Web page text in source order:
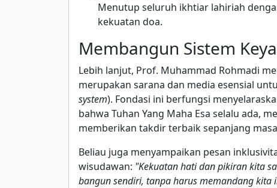
Menutup seluruh ikhtiar lahiriah
kekuatan doa.
Membangun Sistem
Lebih lanjut, Prof. Muhammad Rohmadi
merupakan sarana dan media esensial
system). Fondasi ini berfungsi
bahwa Tuhan Yang Maha Esa selalu ada,
memberikan takdir terbaik sepanjang
Beliau juga menyampaikan pesan
wisudawan: "Kekuatan hati dan pikiran kita
bangun sendiri, tanpa harus memandang